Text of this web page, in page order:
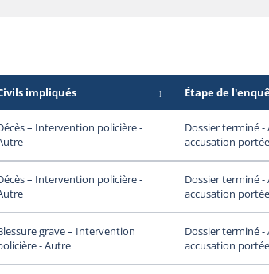
impliqués ↕ Étape de
– Intervention policière -
Dossier terminé -
accusation
– Intervention policière -
Dossier terminé -
accusation
grave – Intervention
- Autre
Dossier terminé -
accusation